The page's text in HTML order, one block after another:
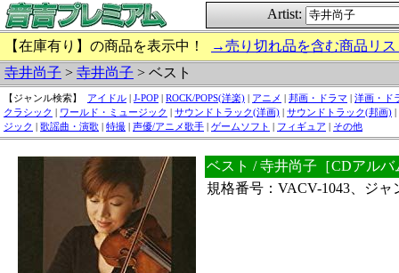
Artist:
【在庫有り】の商品を表示中！
→売り切れ品を含む商品リ
寺井尚子 > 寺井尚子 > ベスト
【ジャンル検索】 アイドル | J-POP | ROCK/POPS(洋楽) | アニメ | 邦画・ドラマ | 洋画・ド
クラシック | ワールド・ミュージック | サウンドトラック(洋画) | サウンドトラック(邦画) |
ジック | 歌謡曲・演歌 | 特撮 | 声優/アニメ歌手 | ゲームソフト | フィギュア | その他
ベスト / 寺井尚子［CDアル
規格番号：VACV-1043、ジャ